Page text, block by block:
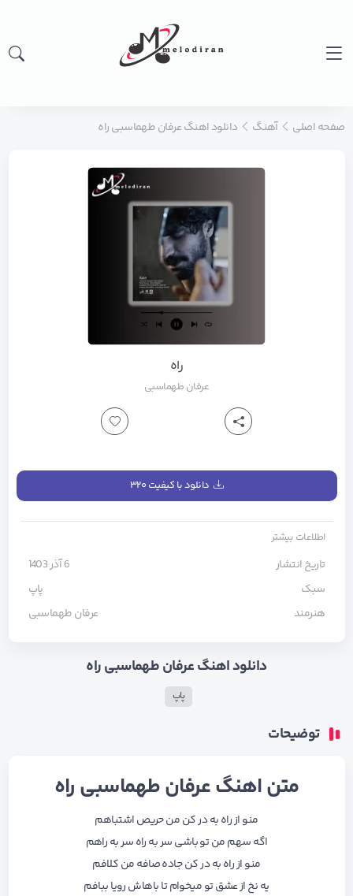
صفحه اصلی آهنگ دانلود اهنگ عرفان طهماسبی راه
راه
عرفان طهماسبی
دانلود با کیفیت ۳۲۰
اطلاعات بیشتر
تاریخ انتشار
6 آذر 1403
سبک
پاپ
هنرمند
عرفان طهماسبی
دانلود اهنگ عرفان طهماسبی راه
پاپ
توضیحات
متن اهنگ عرفان طهماسبی راه
منو از راه به در کن من حریص اشتباهم
اگه سهم من تو باشی سر به راه سر به راهم
منو از راه به در کن جاده صافه من کلافم
یه نخ از عشق تو میخوام تا باهاش رویا ببافم